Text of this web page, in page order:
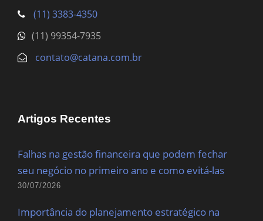
(11) 3383-4350
(11) 99354-7935
contato@catana.com.br
Artigos Recentes
Falhas na gestão financeira que podem fechar
seu negócio no primeiro ano e como evitá-las
30/07/2026
Importância do planejamento estratégico na